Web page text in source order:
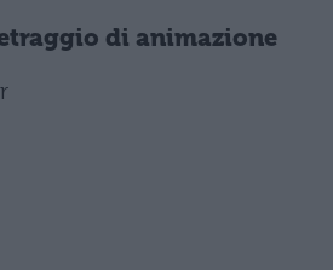
di animazione